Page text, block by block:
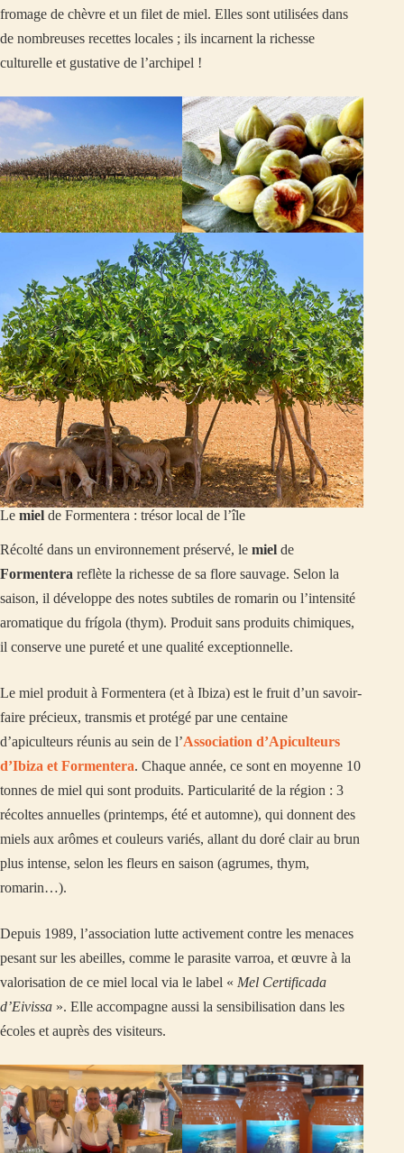
fromage de chèvre et un filet de miel. Elles sont utilisées dans
de nombreuses recettes locales ; ils incarnent la richesse
culturelle et gustative de l’archipel !
Le miel de Formentera : trésor local de l’île
Récolté dans un environnement préservé, le miel de
Formentera reflète la richesse de sa flore sauvage. Selon la
saison, il développe des notes subtiles de romarin ou l’intensité
aromatique du frígola (thym). Produit sans produits chimiques,
il conserve une pureté et une qualité exceptionnelle.
Le miel produit à Formentera (et à Ibiza) est le fruit d’un savoir-
faire précieux, transmis et protégé par une centaine
d’apiculteurs réunis au sein de l’Association d’Apiculteurs
d’Ibiza et Formentera. Chaque année, ce sont en moyenne 10
tonnes de miel qui sont produits. Particularité de la région : 3
récoltes annuelles (printemps, été et automne), qui donnent des
miels aux arômes et couleurs variés, allant du doré clair au brun
plus intense, selon les fleurs en saison (agrumes, thym,
romarin…).
Depuis 1989, l’association lutte activement contre les menaces
pesant sur les abeilles, comme le parasite varroa, et œuvre à la
valorisation de ce miel local via le label « Mel Certificada
d’Eivissa ». Elle accompagne aussi la sensibilisation dans les
écoles et auprès des visiteurs.